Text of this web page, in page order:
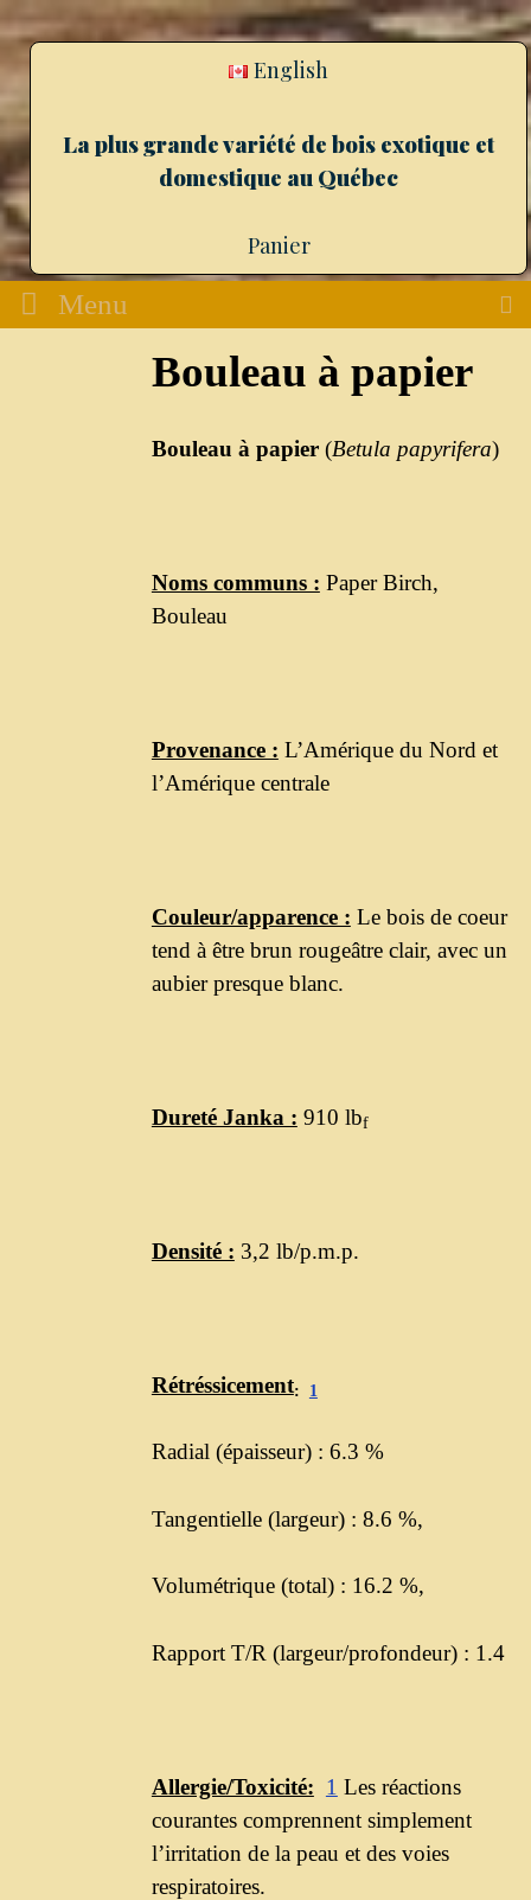
English
La plus grande variété de bois exotique et
domestique au Québec
Panier
Menu
Bouleau à papier
Bouleau à papier(Betula papyrifera)
Noms communs : Paper Birch,
Bouleau
Provenance : L’Amérique du Nord et
l’Amérique centrale
Couleur/apparence : Le bois de coeur
tend à être brun rougeâtre clair, avec un
aubier presque blanc.
Dureté Janka : 910 lbf
Densité : 3,2 lb/p.m.p.
Rétréssicement: 1
Radial (épaisseur) : 6.3 %
Tangentielle (largeur) : 8.6 %,
Volumétrique (total) : 16.2 %,
Rapport T/R (largeur/profondeur) : 1.4
Allergie/Toxicité: 1 Les réactions
courantes comprennent simplement
l’irritation de la peau et des voies
respiratoires.